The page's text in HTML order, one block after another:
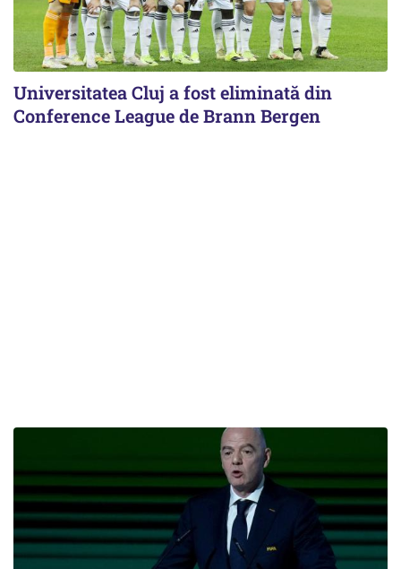
Universitatea Cluj a fost eliminată din
Conference League de Brann Bergen